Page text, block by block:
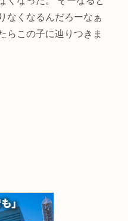
なくなるんだろーなぁ
らこの子に辿りつきま